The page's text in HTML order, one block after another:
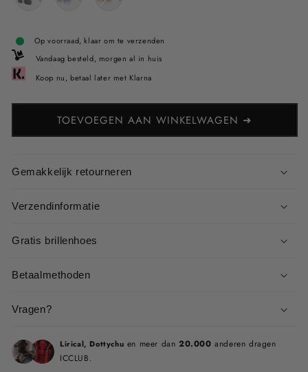
Op voorraad, klaar om te verzenden
Vandaag besteld, morgen al in huis
Koop nu, betaal later met Klarna
TOEVOEGEN AAN WINKELWAGEN ➜
Gemakkelijk retourneren
Verzendinformatie
Gratis brillenhoes
Betaalmethoden
Vragen?
Lirical, Dottychu en meer dan 20.000 anderen dragen
ICCLUB.